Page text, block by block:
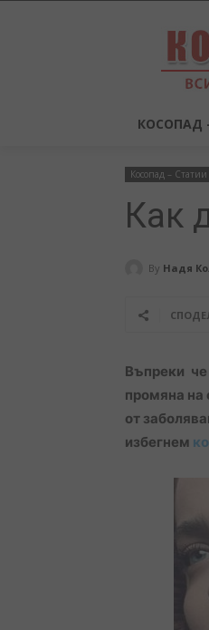
КОСОПАД
Косопад – Статии
Как
By Надя
Въпреки
промяна на
от
избегнем